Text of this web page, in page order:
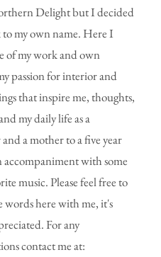
Delight but I decided
to my own name. Here I
of my work and own
passion for interior and
that inspire me, thoughts,
my daily life as a
a mother to a five year
with some
music. Please feel free to
words here with me, it's
For any
contact me at: